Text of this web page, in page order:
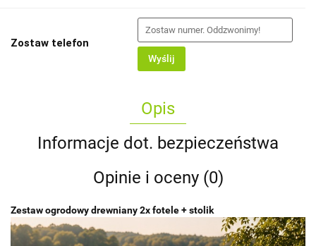
Zostaw telefon
Wyślij
Opis
Informacje dot. bezpieczeństwa
Opinie i oceny (0)
Zestaw ogrodowy drewniany 2x fotele + stolik